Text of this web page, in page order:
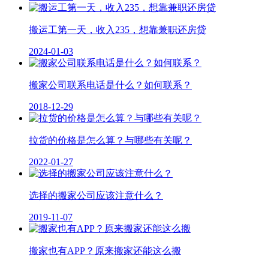
搬运工第一天，收入235，想靠兼职还房贷
2024-01-03
搬家公司联系电话是什么？如何联系？
2018-12-29
拉货的价格是怎么算？与哪些有关呢？
2022-01-27
选择的搬家公司应该注意什么？
2019-11-07
搬家也有APP？原来搬家还能这么搬